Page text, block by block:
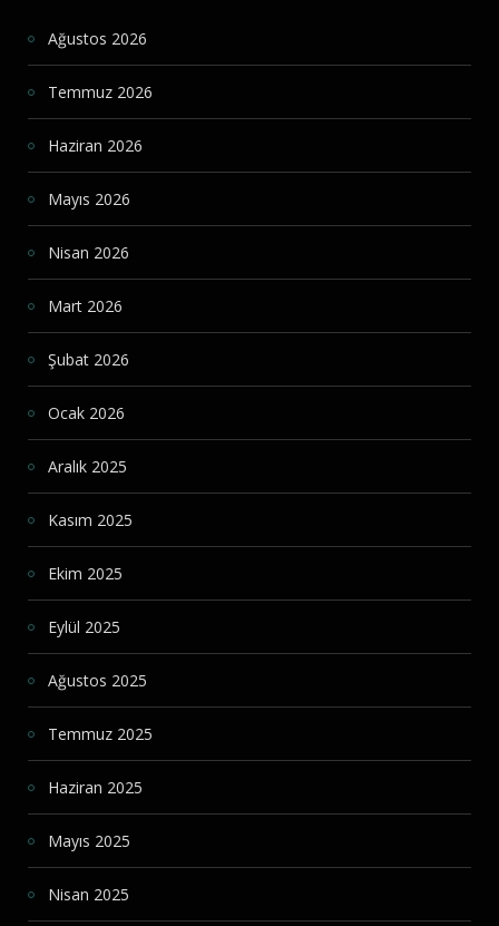
Ağustos 2026
Temmuz 2026
Haziran 2026
Mayıs 2026
Nisan 2026
Mart 2026
Şubat 2026
Ocak 2026
Aralık 2025
Kasım 2025
Ekim 2025
Eylül 2025
Ağustos 2025
Temmuz 2025
Haziran 2025
Mayıs 2025
Nisan 2025